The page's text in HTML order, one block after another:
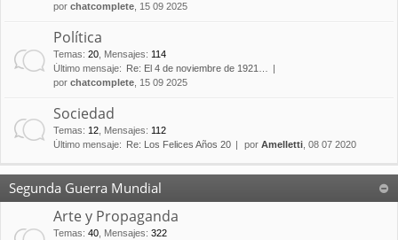
por chatcomplete , 15 09 2025
Política
Temas: 20 Mensajes: 114
Último mensaje:
Re: El 4 de noviembre de 1921…
por chatcomplete , 15 09 2025
Sociedad
Temas: 12 Mensajes: 112
Último mensaje:
Re: Los Felices Años 20 por Amelletti , 08 07 2020
Segunda Guerra Mundial
Arte y Propaganda
Temas: 40 Mensajes: 322